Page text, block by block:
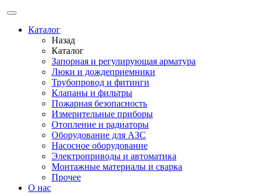
Каталог
Назад
Каталог
Запорная и регулирующая арматура
Люки и дождеприемники
Трубопровод и фитинги
Клапаны и фильтры
Пожарная безопасность
Измерительные приборы
Отопление и радиаторы
Оборудование для АЗС
Насосное оборудование
Электроприводы и автоматика
Монтажные материалы и сварка
Прочее
О нас